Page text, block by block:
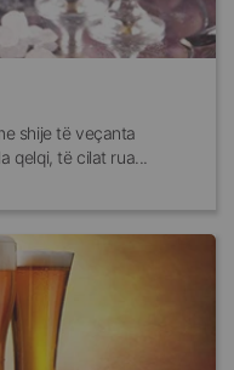
shije të veçanta
qelqi, të cilat rua...